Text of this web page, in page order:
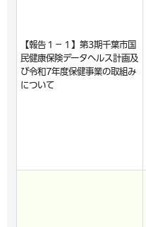
【報告１－１】第3期千葉市国
民健康保険データヘルス計画及
び令和7年度保健事業の取組み
について